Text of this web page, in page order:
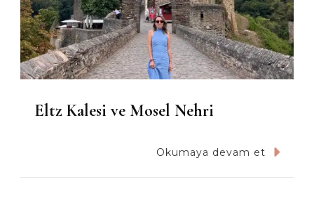
Eltz Kalesi ve Mosel Nehri
Okumaya devam et